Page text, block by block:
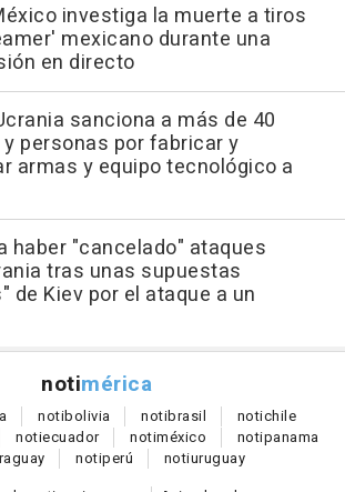
investiga la muerte a tiros
mexicano durante una
en directo
sanciona a más de 40
personas por fabricar y
armas y equipo tecnológico a
haber "cancelado" ataques
tras unas supuestas
de Kiev por el ataque a un
notimérica
notibolivia notibrasil notichile
notiecuador notiméxico notipanama
notiperú notiuruguay